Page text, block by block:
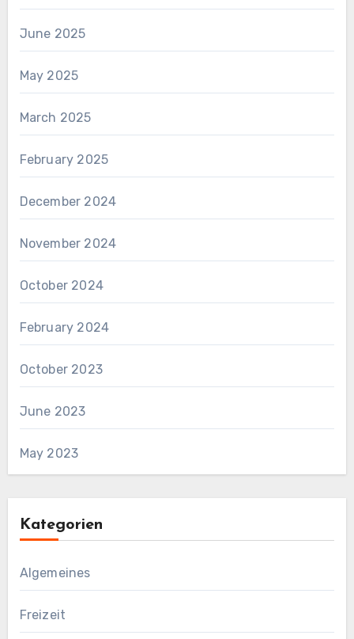
June 2025
May 2025
March 2025
February 2025
December 2024
November 2024
October 2024
February 2024
October 2023
June 2023
May 2023
Kategorien
Algemeines
Freizeit